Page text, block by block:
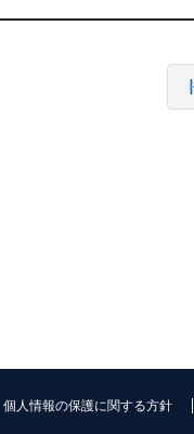
個人情報の保護に関する方針